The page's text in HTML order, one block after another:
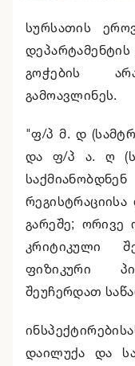
სურსათის
გოჭების
გამოავლინეს.
"ფ/პ მ. დ
და ფ/პ ა. ღ
გარეშე; ორივე
კრიტიკული
ფიზიკური
შეუჩერდათ
დაილუქა და